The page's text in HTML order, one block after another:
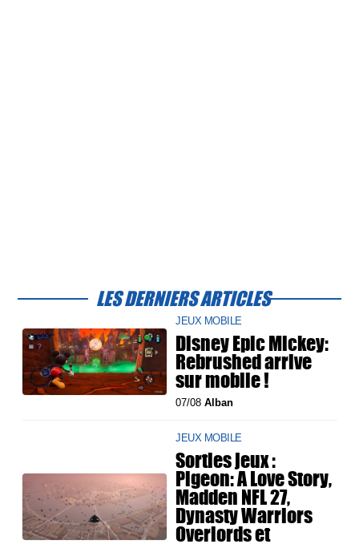
LES DERNIERS ARTICLES
JEUX MOBILE
Disney Epic Mickey:
Rebrushed arrive
sur mobile !
07/08Alban
JEUX MOBILE
Sorties jeux :
Pigeon: A Love Story,
Madden NFL 27,
Dynasty Warriors
Overlords et